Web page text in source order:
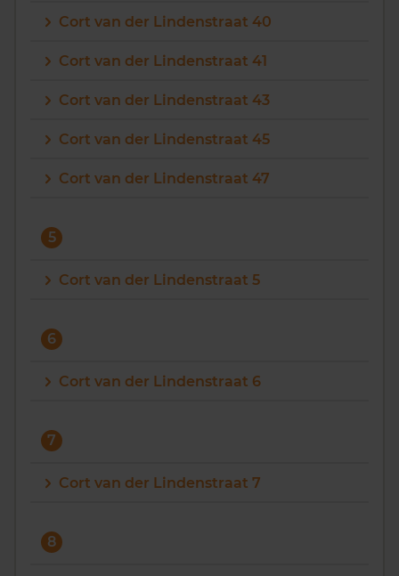
Cort van der Lindenstraat 40
Cort van der Lindenstraat 41
Cort van der Lindenstraat 43
Cort van der Lindenstraat 45
Cort van der Lindenstraat 47
5
Cort van der Lindenstraat 5
6
Cort van der Lindenstraat 6
7
Cort van der Lindenstraat 7
8